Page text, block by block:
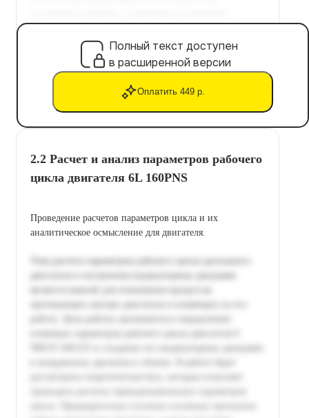
Полный текст доступен
в расширенной версии
Оплатить 449 р.
2.2 Расчет и анализ параметров рабочего
цикла двигателя 6L 160PNS
Проведение расчетов параметров цикла и их
аналитическое осмысление для двигателя.